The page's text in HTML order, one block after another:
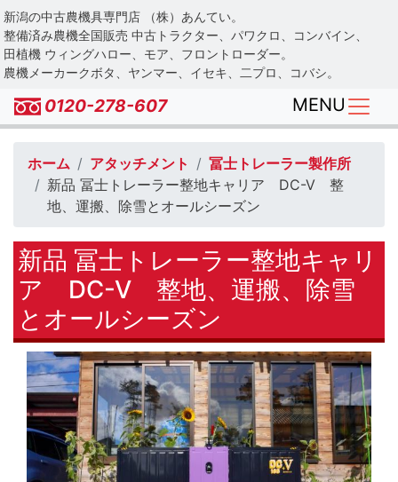
Skip
to
main
content
新潟の中古農機具専門店 （株）あんてい。
整備済み農機全国販売 中古トラクター、パワクロ、コンバイン、
田植機 ウィングハロー、モア、フロントローダー。
農機メーカークボタ、ヤンマー、イセキ、二プロ、コバシ。
0120-278-607 MENU
ホーム アタッチメント
冨士トレーラー製作所
新品 冨士トレーラー整地キャリア DC-V 整
地、運搬、除雪とオールシーズン
新品 冨士トレーラー整地キャリ
ア DC-V 整地、運搬、除雪
とオールシーズン